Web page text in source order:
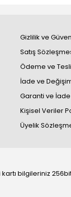
Gizlilik ve
Satış
Ödeme ve
İade ve
Garanti ve İade
Kişisel Veriler
Üyelik
bilgileriniz